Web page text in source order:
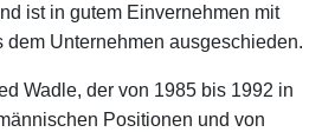
ist in gutem Einvernehmen mit
dem Unternehmen ausgeschieden.
Wadle, der von 1985 bis 1992 in
Positionen und von